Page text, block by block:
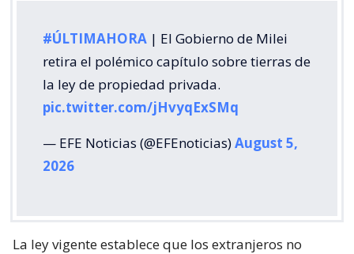
#ÚLTIMAHORA | El Gobierno de Milei
retira el polémico capítulo sobre tierras de
la ley de propiedad privada.
pic.twitter.com/jHvyqExSMq
— EFE Noticias (@EFEnoticias)August 5,
2026
La ley vigente establece que los extranjeros no